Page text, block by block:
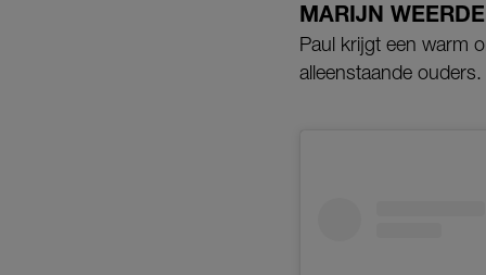
MARIJN
Paul krijgt een warm
alleenstaande ouders.